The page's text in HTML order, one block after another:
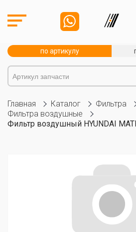
по артикулу
Главная Каталог
Фильтра
Фильтра воздушные
Фильтр воздушный HYUNDAI